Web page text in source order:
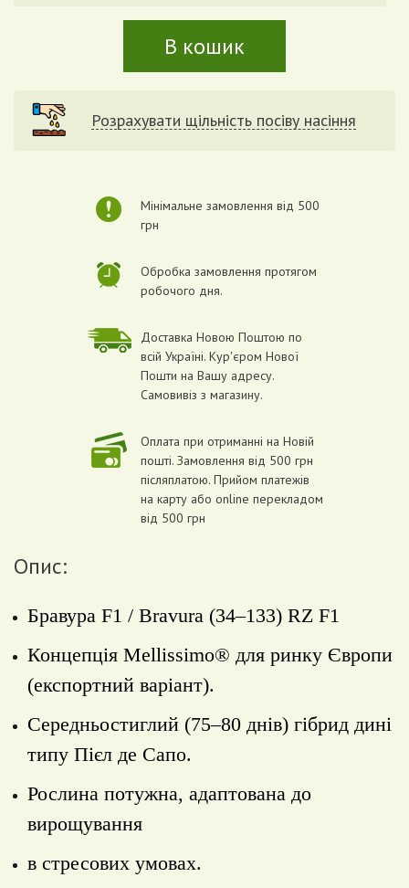
В кошик
Розрахувати щільність посіву насіння
Мінімальне замовлення від 500
грн
Обробка замовлення протягом
робочого дня.
Доставка Новою Поштою по
всій Україні. Кур'єром Нової
Пошти на Вашу адресу.
Самовивіз з магазину.
Оплата при отриманні на Новій
пошті. Замовлення від 500 грн
післяплатою. Прийом платежів
на карту або online перекладом
від 500 грн
Опис:
Бравура F1 / Bravura (34‒133) RZ F1
Концепція Mellissimo® для ринку Європи
(експортний варіант).
Середньостиглий (75‒80 днів) гібрид дині
типу Пієл де Сапо.
Рослина потужна, адаптована до
вирощування
в стресових умовах.